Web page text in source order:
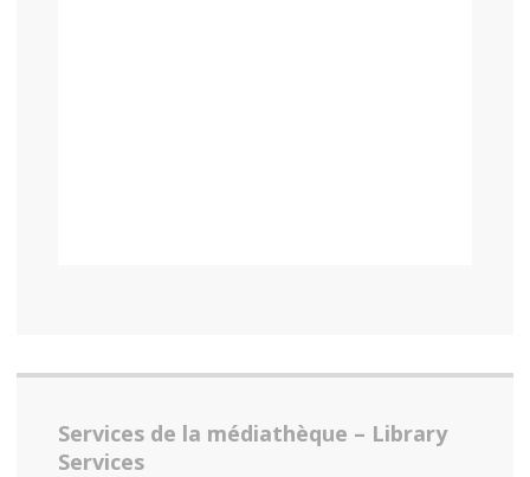
Services de la médiathèque – Library
Services